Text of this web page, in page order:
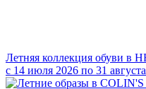
Летняя коллекция обуви в
с 14 июля 2026 по 31